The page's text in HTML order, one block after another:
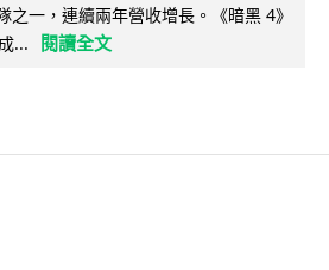
之一，連續兩年營收增長。《暗黑 4》
...
閱讀全文